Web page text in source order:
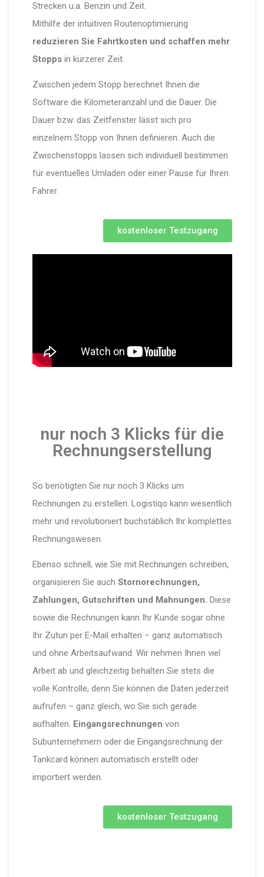
Strecken u.a. Benzin und Zeit.
Mithilfe der intuitiven Routenoptimierung
reduzieren Sie Fahrtkosten und schaffen mehr
Stoppsin kürzerer Zeit.
Zwischen jedem Stopp berechnet Ihnen die
Software die Kilometeranzahl und die Dauer. Die
Dauer bzw. das Zeitfenster lässt sich pro
einzelnem Stopp von Ihnen definieren. Auch die
Zwischenstopps lassen sich individuell bestimmen
für eventuelles Umladen oder einer Pause für Ihren
Fahrer.
kostenloser Testzugang
nur noch 3 Klicks für die
Rechnungserstellung
So benötigten Sie nur noch 3 Klicks um
Rechnungen zu erstellen. Logistiqo kann wesentlich
mehr und revolutioniert buchstäblich Ihr komplettes
Rechnungswesen.
Ebenso schnell, wie Sie mit Rechnungen schreiben,
organisieren Sie auch Stornorechnungen,
Zahlungen, Gutschriften und Mahnungen. Diese
sowie die Rechnungen kann Ihr Kunde sogar ohne
Ihr Zutun per E-Mail erhalten – ganz automatisch
und ohne Arbeitsaufwand. Wir nehmen Ihnen viel
Arbeit ab und gleichzeitig behalten Sie stets die
volle Kontrolle, denn Sie können die Daten jederzeit
aufrufen – ganz gleich, wo Sie sich gerade
aufhalten. Eingangsrechnungen von
Subunternehmern oder die Eingangsrechnung der
Tankcard können automatisch erstellt oder
importiert werden.
kostenloser Testzugang